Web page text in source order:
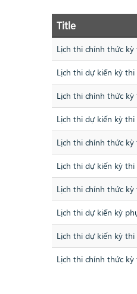
Title
Lịch thi chính thức
Lịch thi dự kiến kỳ
Lịch thi chính thức
Lịch thi dự kiến kỳ
Lịch thi chính thức
Lịch thi dự kiến kỳ
Lịch thi chính thức
Lịch thi dự kiến kỳ
Lịch thi dự kiến kỳ
Lịch thi chính thức